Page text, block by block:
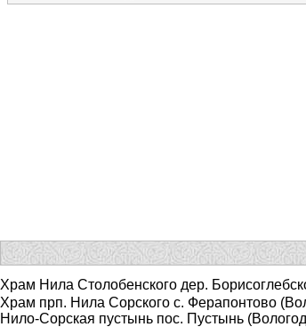
Храм Нила Столобенского дер.
Храм прп. Нила Сорского с. Ферапонтово
Нило-Сорская пустынь пос. Пустынь